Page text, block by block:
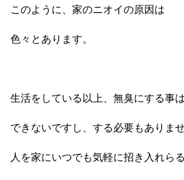
このように、家のニオイの原因は
色々とあります。
生活をしている以上、無臭にする事は
できないですし、する必要もありませ
人を家にいつでも気軽に招き入れらる